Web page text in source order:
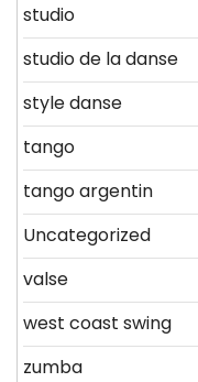
studio
studio de la danse
style danse
tango
tango argentin
Uncategorized
valse
west coast swing
zumba